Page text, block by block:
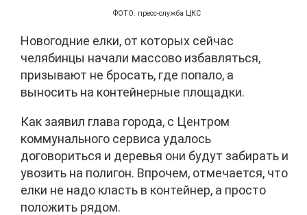
ФОТО: пресс-служба ЦКС
Новогодние елки, от которых сейчас
челябинцы начали массово избавляться,
призывают не бросать, где попало, а
выносить на контейнерные площадки.
Как заявил глава города, с Центром
коммунального сервиса удалось
договориться и деревья они будут забирать и
увозить на полигон. Впрочем, отмечается, что
елки не надо класть в контейнер, а просто
положить рядом.